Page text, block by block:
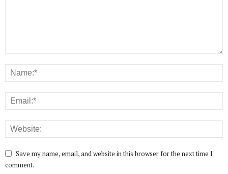
Save my name, email, and website in this browser for the next time I
comment.